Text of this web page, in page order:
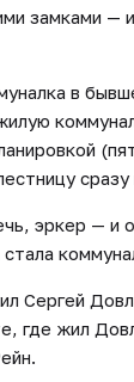
замками —
в
эркер — и
стала
Сергей
где жил